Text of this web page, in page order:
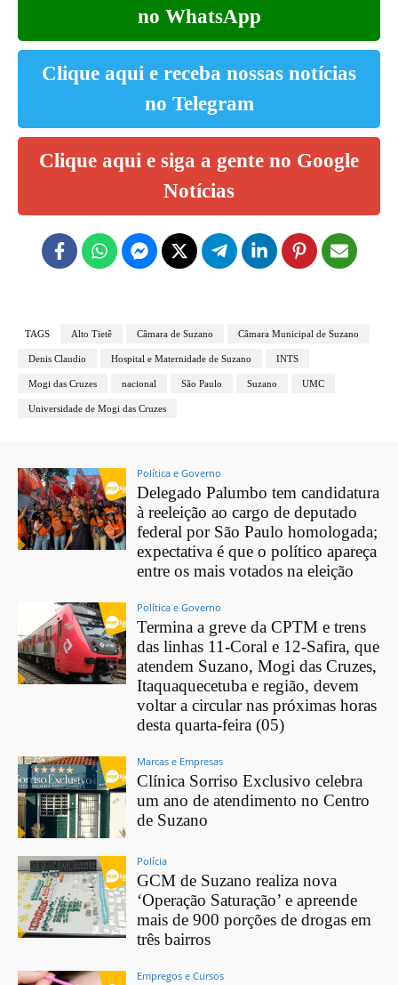
no WhatsApp
Clique aqui e receba nossas notícias
no Telegram
Clique aqui e siga a gente no Google
Notícias
TAGS Alto Tietê Câmara de Suzano Câmara Municipal de Suzano
Denis Claudio Hospital e Maternidade de Suzano INTS
Mogi das Cruzes nacional São Paulo Suzano UMC
Universidade de Mogi das Cruzes
Política e Governo
Delegado Palumbo tem candidatura
à reeleição ao cargo de deputado
federal por São Paulo homologada;
expectativa é que o político apareça
entre os mais votados na eleição
Política e Governo
Termina a greve da CPTM e trens
das linhas 11-Coral e 12-Safira, que
atendem Suzano, Mogi das Cruzes,
Itaquaquecetuba e região, devem
voltar a circular nas próximas horas
desta quarta-feira (05)
Marcas e Empresas
Clínica Sorriso Exclusivo celebra
um ano de atendimento no Centro
de Suzano
Polícia
GCM de Suzano realiza nova
‘Operação Saturação’ e apreende
mais de 900 porções de drogas em
três bairros
Empregos e Cursos